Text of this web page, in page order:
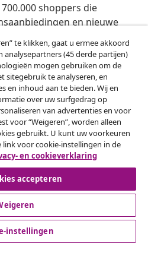
shoppers die
en nieuwe
indienen
de overeenkomst
te klikken, gaat u ermee akkoord
analysepartners (45 derde partijen)
mogen gebruiken om de
sitegebruik te analyseren, en
en inhoud aan te bieden. Wij en
over uw surfgedrag op
van advertenties en voor
voor “Weigeren”, worden alleen
gebruikt. U kunt uw voorkeuren
voor cookie-instellingen in de
en cookieverklaring
accepteren
instellingen